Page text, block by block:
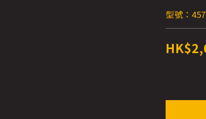
型號：